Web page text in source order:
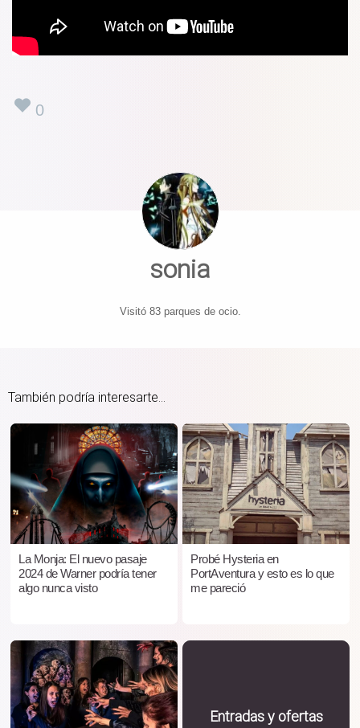
0
sonia
Visitó 83 parques de ocio.
También podría interesarte...
La Monja: El nuevo pasaje
2024 de Warner podría tener
algo nunca visto
Probé Hysteria en
PortAventura y esto es lo que
me pareció
Entradas y ofertas